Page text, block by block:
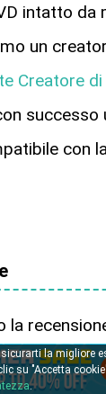
intatto da
un
Creatore di
successo
con
la
la migliore
su "Accetta
.